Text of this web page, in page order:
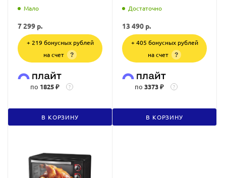
Мало
7 299 р.
+ 219 бонусных рублей
на счет
?
по 1825 ₽ ?
В КОРЗИНУ
Достаточно
13 490 р.
+ 405 бонусных рублей
на счет
?
по 3373 ₽ ?
В КОРЗИНУ